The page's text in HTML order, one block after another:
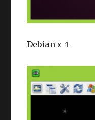
Debianｘ１